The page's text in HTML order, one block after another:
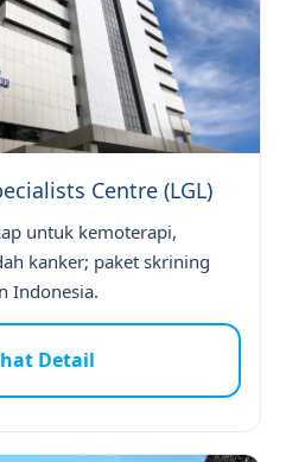
Centre (LGL)
untuk kemoterapi,
kanker; paket skrining
Indonesia.
Detail